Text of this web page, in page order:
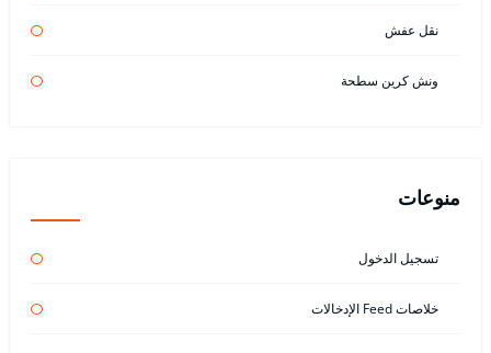
نقل عفش
ونش كرين سطحة
منوعات
تسجيل الدخول
خلاصات Feed الإدخالات